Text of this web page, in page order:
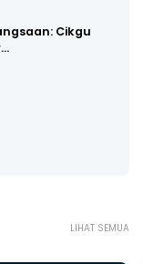
Cikgu
LIHAT SEMUA